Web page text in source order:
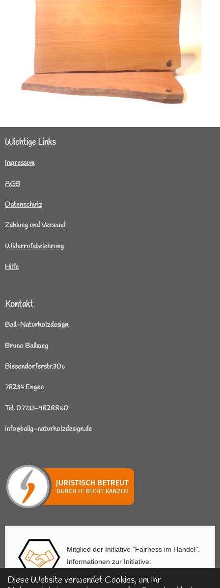
Diese Website verwendet Cookies, um Ihr
Wichtige Links
Impressum
AGB
Datenschutz
Zahlung und Versand
Widerrufsbelehrung
Hilfe
Kontakt
Ball-Naturholzdesign
Bruno Ballweg
Biesendorferstr.30c
78234 Engen
Tel. 07733-9828860
info@ballg-naturholzdesign.de
Mitglied der Initiative "Fairness im Handel".
Informationen zur Initiative:
https://www.fairness-im-handel.de